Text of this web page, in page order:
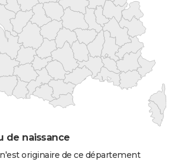
de naissance
originaire de ce département